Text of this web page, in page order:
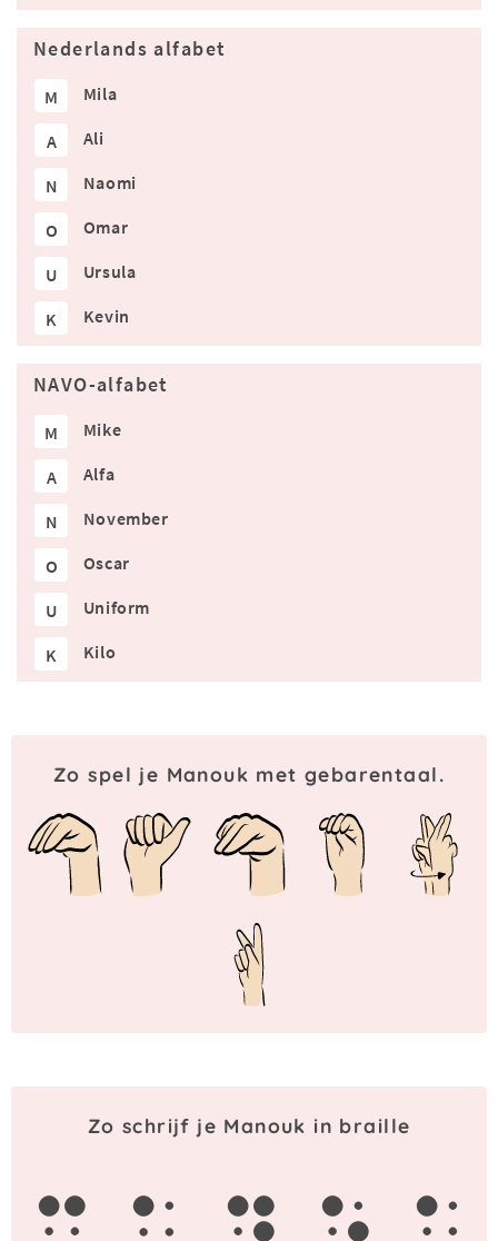
Nederlands alfabet
M Mila
A Ali
N Naomi
O Omar
U Ursula
K Kevin
NAVO-alfabet
M Mike
A Alfa
N November
O Oscar
U Uniform
K Kilo
Zo spel je Manouk met gebarentaal.
Zo schrijf je Manouk in braille